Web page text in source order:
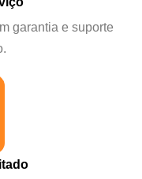
garantia e suporte